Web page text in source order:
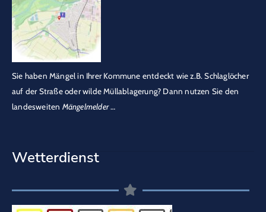
Sie haben Mängel in Ihrer Kommune entdeckt wie z.B. Schlaglöcher
auf der Straße oder wilde Müllablagerung? Dann nutzen Sie den
landesweiten Mängelmelder…
Wetterdienst